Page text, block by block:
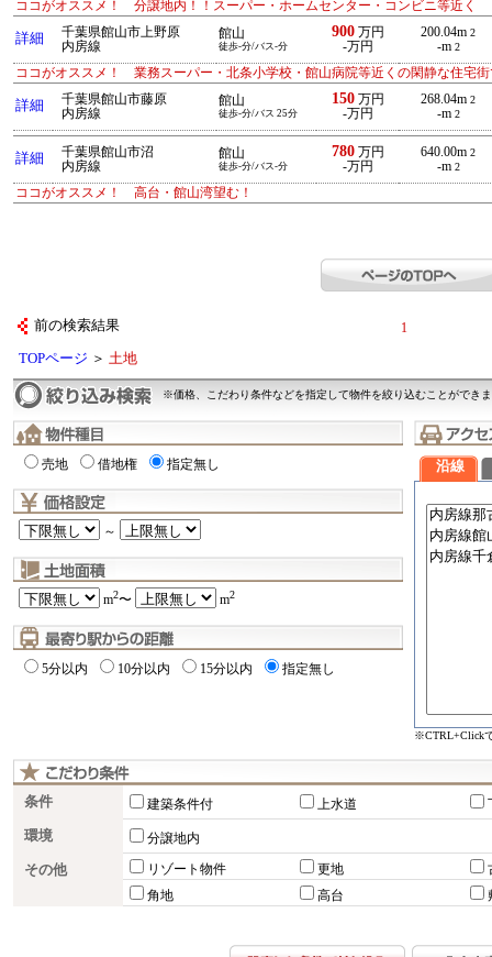
ココがオススメ！ 分譲地内！！スーパー・ホームセンター・コンビニ等近く
詳細
千葉県館山市上野原
内房線
館山
徒歩-分/バス-分
900万円
-万円
200.04m 2
-m 2
ココがオススメ！ 業務スーパー・北条小学校・館山病院等近くの閑静な住宅街
詳細
千葉県館山市藤原
内房線
館山
徒歩-分/バス 25分
150万円
-万円
268.04m 2
-m 2
詳細
千葉県館山市沼
内房線
館山
徒歩-分/バス-分
780万円
-万円
640.00m 2
-m 2
ココがオススメ！ 高台・館山湾望む！
前の検索結果 1
TOPページ ＞ 土地
※価格、こだわり条件などを指定して物件を絞り込むことができ
売地 借地権 指定無し
～
m2〜 m2
5分以内 10分以内 15分以内 指定無し
沿線
※CTRL+Click
条件 建築条件付 上水道
環境 分譲地内
その他 リゾート物件 更地
角地
高台